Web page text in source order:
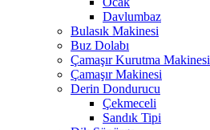
Davlumbaz
Bulasık Makinesi
Buz Dolabı
Çamaşır Kurutma Makinesi
Çamaşır Makinesi
Derin Dondurucu
Çekmeceli
Sandık Tipi